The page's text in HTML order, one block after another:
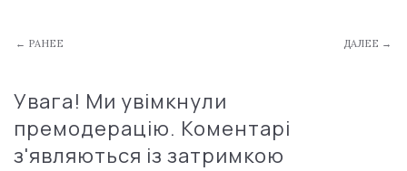
← РАНЕЕ ДАЛЕЕ →
Увага! Ми увімкнули
премодерацію. Коментарі
з'являються із затримкою